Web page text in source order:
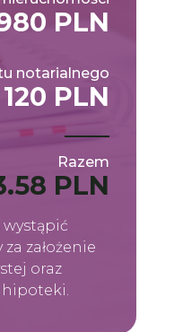
PLN
notarialnego
120 PLN
Razem
PLN
wystąpić
założenie
oraz